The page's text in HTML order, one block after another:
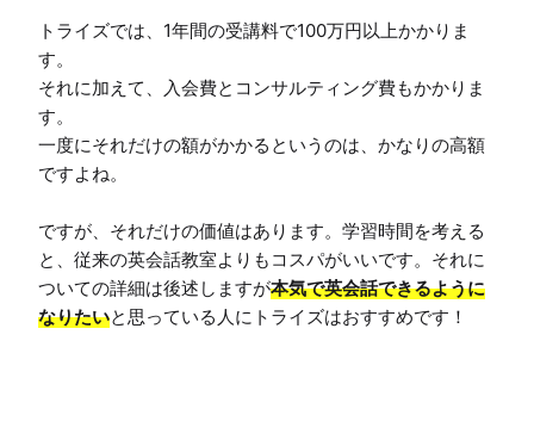
トライズでは、1年間の受講料で100万円以上かかりま
す。
それに加えて、入会費とコンサルティング費もかかりま
す。
一度にそれだけの額がかかるというのは、かなりの高額
ですよね。
ですが、それだけの価値はあります。学習時間を考える
と、従来の英会話教室よりもコスパがいいです。それに
ついての詳細は後述しますが本気で英会話できるように
なりたいと思っている人にトライズはおすすめです！